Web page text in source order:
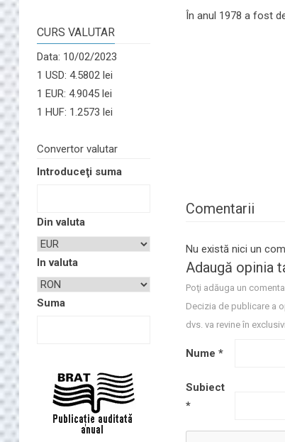
CURS VALUTAR
Data: 10/02/2023
1 USD: 4.5802 lei
1 EUR: 4.9045 lei
1 HUF: 1.2573 lei
Convertor valutar
Introduceţi suma
Din valuta
In valuta
Suma
În anul 1978 a fost
Comentarii
Nu există nici un
Adaugă opinia
Poţi adăuga un
Decizia de publicare a
dvs. va revine în
Nume *
Subiect
*